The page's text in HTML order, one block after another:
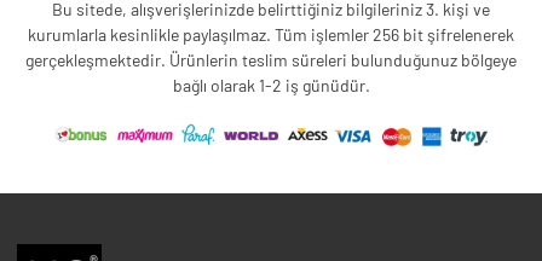
Bu sitede, alışverişlerinizde belirttiğiniz bilgileriniz 3. kişi ve
kurumlarla kesinlikle paylaşılmaz. Tüm işlemler 256 bit şifrelenerek
gerçekleşmektedir. Ürünlerin teslim süreleri bulunduğunuz bölgeye
bağlı olarak 1-2 iş günüdür.